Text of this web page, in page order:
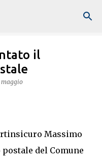
principali
il
maggio
Massimo
del Comune